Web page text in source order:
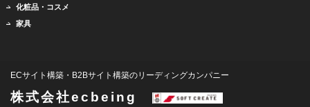
化粧品・コスメ
家具
ECサイト構築・B2Bサイト構築のリーディングカンパニー
株式会社ecbeing